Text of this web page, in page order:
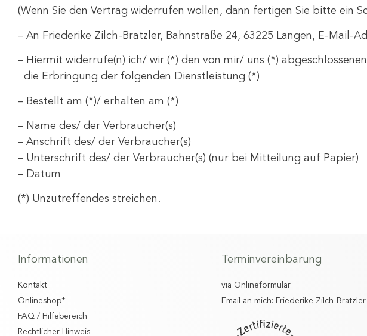
(Wenn Sie den Vertrag widerrufen wollen, dann fertigen Sie bitte ein
– An Friederike Zilch-Bratzler, Bahnstraße 24, 63225 Langen, E-Mail-
– Hiermit widerrufe(n) ich/ wir (*) den von mir/ uns (*)
die Erbringung der folgenden Dienstleistung (*)
– Bestellt am (*)/ erhalten am (*)
– Name des/ der Verbraucher(s)
– Anschrift des/ der Verbraucher(s)
– Unterschrift des/ der Verbraucher(s) (nur bei Mitteilung auf Papier)
– Datum
(*) Unzutreffendes streichen.
Informationen
Kontakt
Onlineshop*
FAQ / Hilfebereich
Rechtlicher Hinweis
Terminvereinbarung
via Onlineformular
Email an mich: Friederike Zilch-Bratzler